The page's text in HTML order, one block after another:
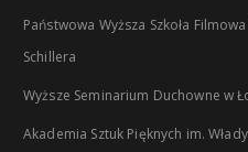
Państwowa Wyższa Szkoła
Schillera
Wyższe Seminarium Duchowne w
Akademia Sztuk Pięknych im.